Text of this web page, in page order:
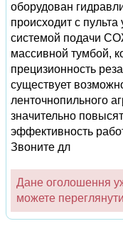
оборудован
происходит с
системой подачи
массивной тумбой,
прецизионность
существует
ленточнопильного
значительно
эффективность
Звоните дл
Дане оголошення
можете